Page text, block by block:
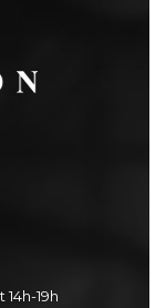
19h